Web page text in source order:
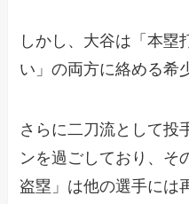
しかし、大谷は「本塁
い」の両方に絡める希
さらに二刀流として投
ンを過ごしており、そ
盗塁」は他の選手には